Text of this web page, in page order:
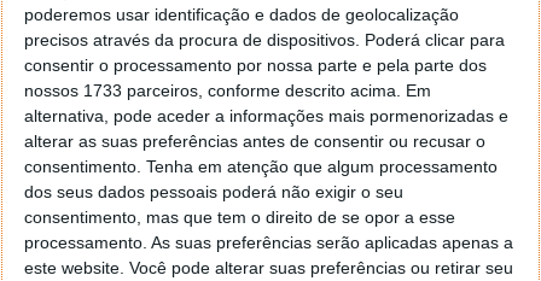
poderemos usar identificação e dados de geolocalização
precisos através da procura de dispositivos. Poderá clicar para
consentir o processamento por nossa parte e pela parte dos
nossos 1733 parceiros, conforme descrito acima. Em
alternativa, pode aceder a informações mais pormenorizadas e
alterar as suas preferências antes de consentir ou recusar o
consentimento. Tenha em atenção que algum processamento
dos seus dados pessoais poderá não exigir o seu
consentimento, mas que tem o direito de se opor a esse
processamento. As suas preferências serão aplicadas apenas a
este website. Você pode alterar suas preferências ou retirar seu
Informações sobre o licenciamento. Para continuar
escolham "I Accept".